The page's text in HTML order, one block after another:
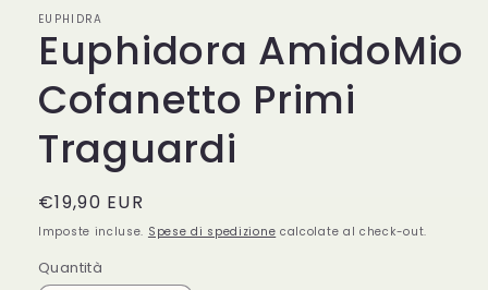
finestra
modale
EUPHIDRA
Euphidora AmidoMio
Cofanetto Primi
Traguardi
Prezzo
di
€19,90 EUR
Imposte incluse. Spese di spedizione calcolate al check-out.
Quantità
Quantità